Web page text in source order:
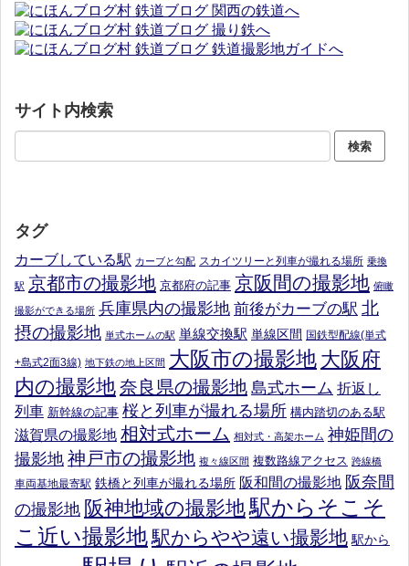
サイト内検索
タグ
カーブしている駅 カーブと勾配 スカイツリーと列車が撮れる場所 乗換
駅 京都市の撮影地 京都府の記事 京阪間の撮影地 俯瞰
撮影ができる場所 兵庫県内の撮影地 前後がカーブの駅 北
摂の撮影地 単式ホームの駅 単線交換駅 単線区間 国鉄型配線(単式
+島式2面3線) 地下鉄の地上区間 大阪市の撮影地 大阪府
内の撮影地奈良県の撮影地 島式ホーム 折返し
列車 新幹線の記事 桜と列車が撮れる場所 構内踏切のある駅
滋賀県の撮影地 相対式ホーム 相対式・高架ホーム 神姫間の
撮影地神戸市の撮影地 複々線区間 複数路線アクセス 跨線橋
車両基地最寄駅 鉄橋と列車が撮れる場所 阪和間の撮影地 阪奈間
の撮影地 阪神地域の撮影地駅からそこそ
こ近い撮影地駅からやや遠い撮影地 駅から